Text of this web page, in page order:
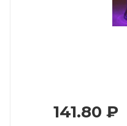
141.80 ₽